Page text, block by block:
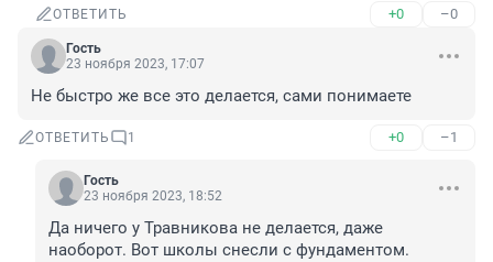
ОТВЕТИТЬ +0 –0
Гость
23 ноября 2023, 17:07
Не быстро же все это делается, сами понимаете
ОТВЕТИТЬ 1 +0 –1
Гость
23 ноября 2023, 18:52
Да ничего у Травникова не делается, даже
наоборот. Вот школы снесли с фундаментом.